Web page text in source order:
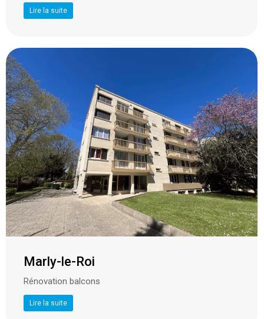
Lire la suite
Marly-le-Roi
Rénovation balcons
Lire la suite